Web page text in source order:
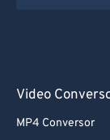
Video
MP4 Conversor